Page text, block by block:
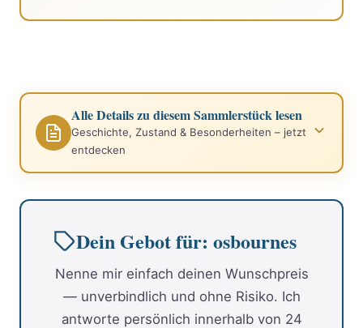
Alle Details zu diesem Sammlerstück lesen
Geschichte, Zustand & Besonderheiten – jetzt
entdecken
Dein Gebot für: osbournes
Nenne mir einfach deinen Wunschpreis
— unverbindlich und ohne Risiko. Ich
antworte persönlich innerhalb von 24